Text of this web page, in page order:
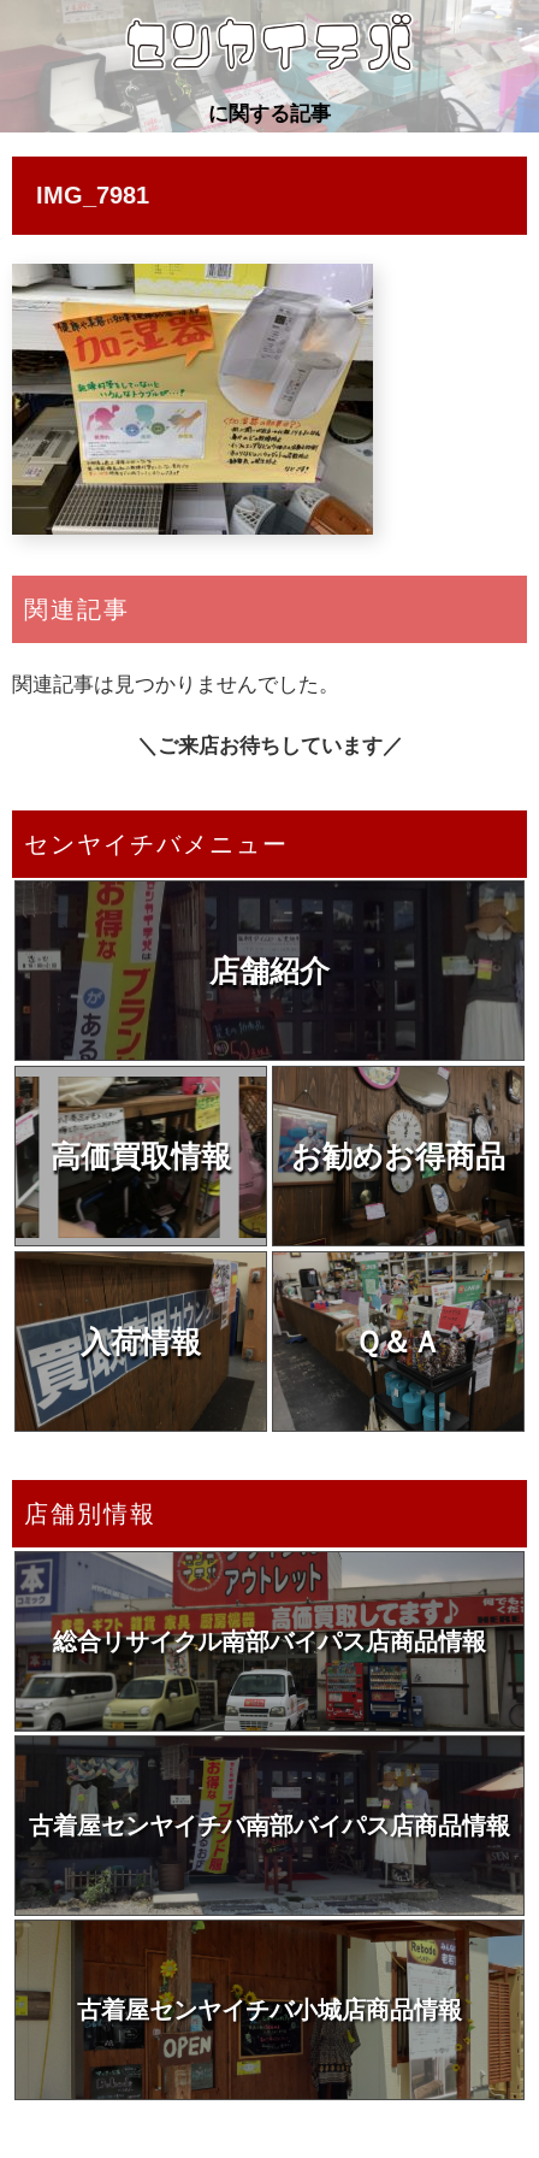
に関する記事
IMG_7981
関連記事
関連記事は見つかりませんでした。
＼ご来店お待ちしています／
センヤイチバメニュー
店舗紹介
高価買取情報 お勧めお得商品
入荷情報 Ｑ＆Ａ
店舗別情報
総合リサイクル南部バイパス店商品情報
古着屋センヤイチバ南部バイパス店商品情報
古着屋センヤイチバ小城店商品情報